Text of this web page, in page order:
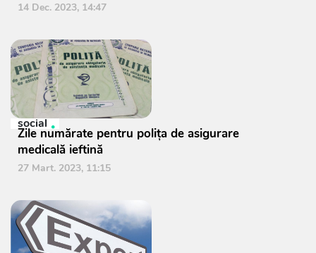
14 Dec. 2023, 14:47
social
Zile numărate pentru polița de asigurare
medicală ieftină
27 Mart. 2023, 11:15